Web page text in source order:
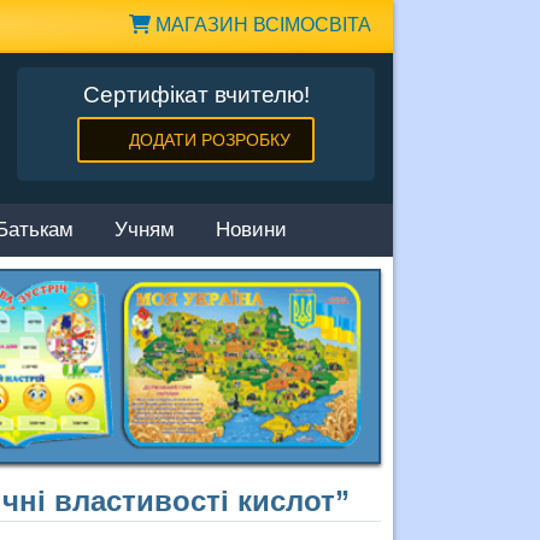
МАГАЗИН ВСІМОСВІТА
Сертифікат вчителю!
ДОДАТИ РОЗРОБКУ
Учням Новини
властивості кислот”